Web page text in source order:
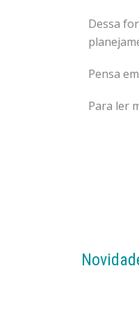
Dessa
Pensa
Para ler